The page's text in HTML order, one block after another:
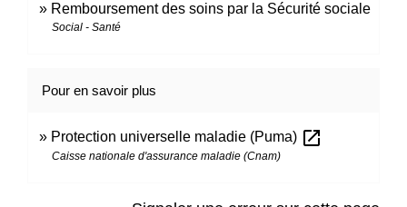
Remboursement des soins par la Sécurité sociale
Social - Santé
Pour en savoir plus
Protection universelle maladie (Puma) open_in_new
Caisse nationale d'assurance maladie (Cnam)